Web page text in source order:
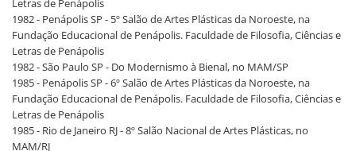
Letras de Penápolis
1982 - Penápolis SP - 5º Salão de Artes Plásticas da Noroeste, na
Fundação Educacional de Penápolis. Faculdade de Filosofia, Ciências e
Letras de Penápolis
1982 - São Paulo SP - Do Modernismo à Bienal, no MAM/SP
1985 - Penápolis SP - 6º Salão de Artes Plásticas da Noroeste, na
Fundação Educacional de Penápolis. Faculdade de Filosofia, Ciências e
Letras de Penápolis
1985 - Rio de Janeiro RJ - 8º Salão Nacional de Artes Plásticas, no
MAM/RJ